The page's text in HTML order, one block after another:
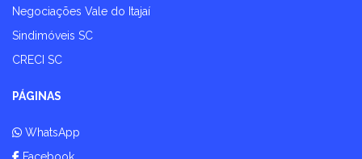
Negociações Vale do Itajaí
Sindimóveis SC
CRECI SC
PÁGINAS
WhatsApp